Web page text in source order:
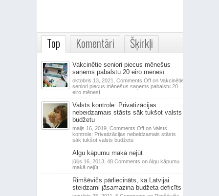
Top Komentāri Šķirkļi
Vakcinētie seniori piecus mēnešus
saņems pabalstu 20 eiro mēnesī
oktobris 13, 2021, Comments Offon Vakcinētie
seniori piecus mēnešus saņems pabalstu 20
eiro mēnesī
Valsts kontrole: Privatizācijas
nebeidzamais stāsts sāk tukšot valsts
budžetu
maijs 16, 2019, Comments Offon Valsts
kontrole: Privatizācijas nebeidzamais stāsts
sāk tukšot valsts budžetu
Algu kāpumu makā nejūt
jūlijs 16, 2013, 48 Comments on Algu kāpumu
makā nejūt
Rimšēvičs pārliecināts, ka Latvijai
steidzami jāsamazina budžeta deficīts